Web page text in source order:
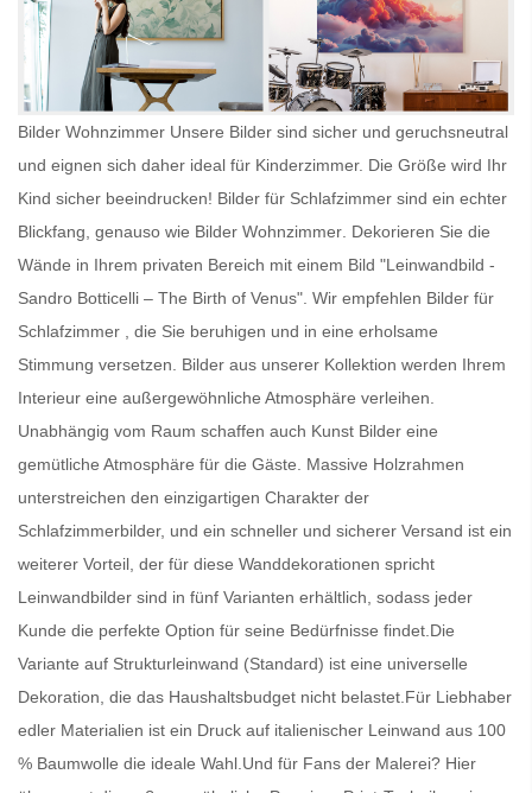
Bilder Wohnzimmer Unsere Bilder sind sicher und geruchsneutral
und eignen sich daher ideal für Kinderzimmer. Die Größe wird Ihr
Kind sicher beeindrucken! Bilder für Schlafzimmer sind ein echter
Blickfang, genauso wie Bilder Wohnzimmer . Dekorieren Sie die
Wände in Ihrem privaten Bereich mit einem Bild "Leinwandbild -
Sandro Botticelli – The Birth of Venus". Wir empfehlen Bilder für
Schlafzimmer , die Sie beruhigen und in eine erholsame
Stimmung versetzen. Bilder aus unserer Kollektion werden Ihrem
Interieur eine außergewöhnliche Atmosphäre verleihen.
Unabhängig vom Raum schaffen auch Kunst Bilder eine
gemütliche Atmosphäre für die Gäste. Massive Holzrahmen
unterstreichen den einzigartigen Charakter der
Schlafzimmerbilder, und ein schneller und sicherer Versand ist ein
weiterer Vorteil, der für diese Wanddekorationen spricht
Leinwandbilder sind in fünf Varianten erhältlich, sodass jeder
Kunde die perfekte Option für seine Bedürfnisse findet.Die
Variante auf Strukturleinwand (Standard) ist eine universelle
Dekoration, die das Haushaltsbudget nicht belastet.Für Liebhaber
edler Materialien ist ein Druck auf italienischer Leinwand aus 100
% Baumwolle die ideale Wahl.Und für Fans der Malerei? Hier